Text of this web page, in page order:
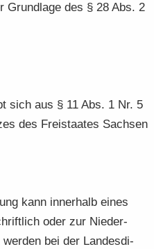
Grund­la­ge des § 28 Abs. 2
sich aus § 11 Abs. 1 Nr. 5
des Frei­staa­tes Sach­sen
kann in­ner­halb eines
oder zur Nie­der­
bei der Lan­des­di­